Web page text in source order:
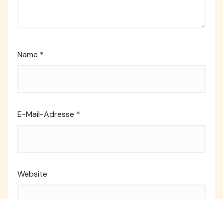
Name *
E-Mail-Adresse *
Website